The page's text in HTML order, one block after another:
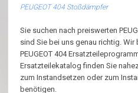
PEUGEOT 404 Stoßdämpfer
Sie suchen nach preiswerten
sind Sie bei uns genau richtig.
PEUGEOT 404
Ersatzteilekatalog finden Sie
zum Instandsetzen oder zum
benötigen.